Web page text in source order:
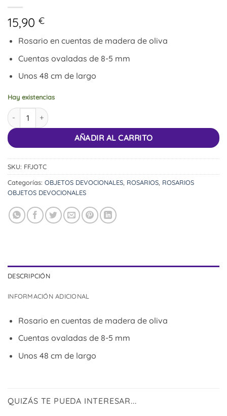
15,90 €
Rosario en cuentas de madera de oliva
Cuentas ovaladas de 8-5 mm
Unos 48 cm de largo
Hay existencias
Rosario en honor de los santos pastorcitos de Fátima cantidad
AÑADIR AL CARRITO
SKU: FFJOTC
Categorías: OBJETOS DEVOCIONALES ROSARIOS ROSARIOS
OBJETOS DEVOCIONALES
DESCRIPCIÓN
INFORMACIÓN ADICIONAL
Rosario en cuentas de madera de oliva
Cuentas ovaladas de 8-5 mm
Unos 48 cm de largo
QUIZÁS TE PUEDA INTERESAR...